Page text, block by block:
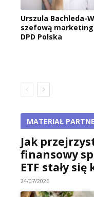
Urszula Bachleda-
szefową
DPD Polska
MATERIAŁ
Jak
finansowy
ETF stały
24/07/2026